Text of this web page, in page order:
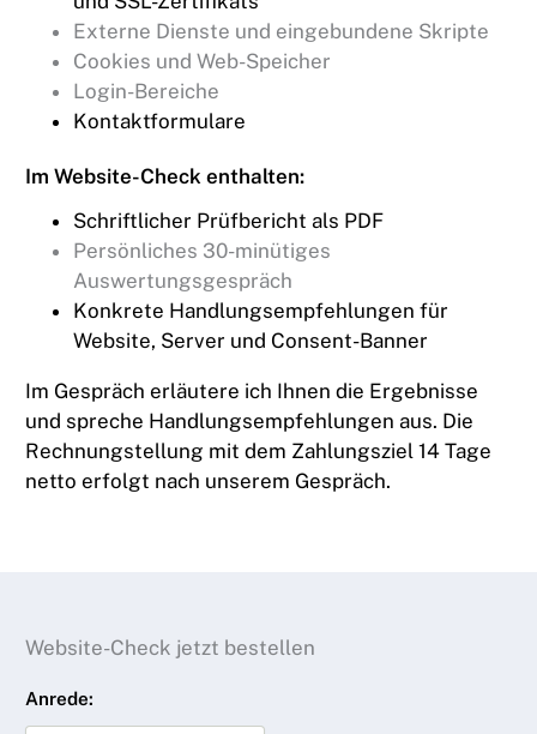
Externe Dienste und eingebundene Skripte
Cookies und Web-Speicher
Login-Bereiche
Kontaktformulare
Im Website-Check enthalten:
Schriftlicher Prüfbericht als PDF
Persönliches 30-minütiges
Auswertungsgespräch
Konkrete Handlungsempfehlungen für
Website, Server und Consent-Banner
Im Gespräch erläutere ich Ihnen die Ergebnisse
und spreche Handlungsempfehlungen aus. Die
Rechnungstellung mit dem Zahlungsziel 14 Tage
netto erfolgt nach unserem Gespräch.
Website-Check jetzt bestellen
Anrede: